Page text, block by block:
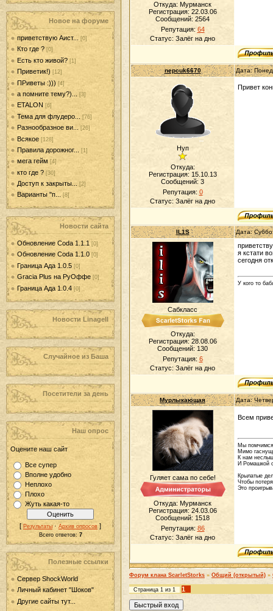
Новое на форуме
приветствую Аист... [0]
Кто где ? [0]
Есть кто живой? [1]
Приветик!) [12]
ПРиветы :))) [4]
а помните тему?)... [3]
ETALON [6]
Тема для флудеро... [76]
Разнообразное ви... [26]
Всякое [128]
Правила дорожног... [1]
мега гейм [4]
кто где ? [30]
Доступ к закрыты... [2]
Варианты "п... [8]
Новости сайта
Обновление Coda 1.1.1 [0]
Обновление Coda 1.1.0 [0]
Граница Ада 1.0.5 [0]
Gracia Plus на РуОффе [0]
Граница Ада 1.0.4 [0]
Новости LinageII
Случайное из Баша
Посетители за день
Наш опрос
Оцените наш сайт
Все супер
Вполне удобно
Неплохо
Плохо
Жуть какая-то
[ Результаты · Архив опросов ]
Всего ответов: 7
Полезные ссылки
Сервер ShockWorld
Личный кабинет "Шоков"
Другие сайты тут...
Откуда: Мурманск
Регистрация: 22.03.06
Сообщений: 2564
Репутация: 64
Статус: Залёг на дно
nepcuk6670 Дата:
Нуп
Откуда:
Регистрация: 15.10.13
Сообщений: 3
Репутация: 0
Статус: Залёг на дно
Привет
IL1S Дата:
Сабкласс
Откуда:
Регистрация: 28.08.06
Сообщений: 130
Репутация: 6
Статус: Залёг на дно
я кстати
сегодня
У кого то
Мурлыкающая Дата:
Гуляет сама по себе!
Откуда: Мурманск
Регистрация: 24.03.06
Сообщений: 1518
Репутация: 86
Статус: Залёг на дно
Всем
Мы
Мимо
К нам
И Ромашкой
Крылатые
Чтобы
Это
Форум клана ScarletStorks » Общий (открытый) »
Страница 1 из 1 1